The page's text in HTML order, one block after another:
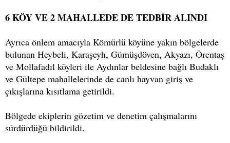
6 KÖY VE 2 MAHALLEDE DE TEDBİR ALINDI
Ayrıca önlem amacıyla Kömürlü köyüne yakın bölgelerde
bulunan Heybeli, Karaşeyh, Gümüşdöven, Akyazı, Örentaş
ve Mollafadıl köyleri ile Aydınlar beldesine bağlı Budaklı
ve Gültepe mahallelerinde de canlı hayvan giriş ve
çıkışlarına kısıtlama getirildi.
Bölgede ekiplerin gözetim ve denetim çalışmalarını
sürdürdüğü bildirildi.